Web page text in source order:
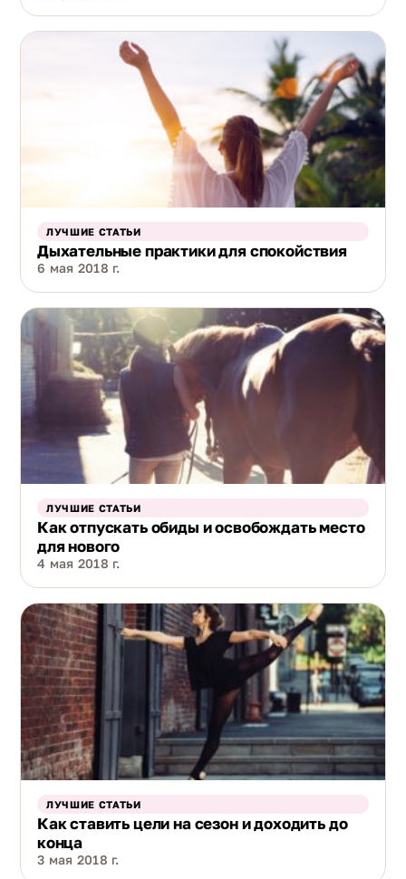
ЛУЧШИЕ СТАТЬИ
Дыхательные практики для спокойствия
6 мая 2018 г.
ЛУЧШИЕ СТАТЬИ
Как отпускать обиды и освобождать место
для нового
4 мая 2018 г.
ЛУЧШИЕ СТАТЬИ
Как ставить цели на сезон и доходить до
конца
3 мая 2018 г.